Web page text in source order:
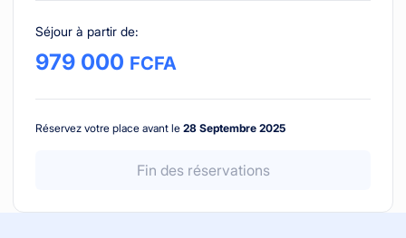
Séjour à partir de:
979 000 FCFA
Réservez votre place avant le 28 Septembre 2025
Fin des réservations